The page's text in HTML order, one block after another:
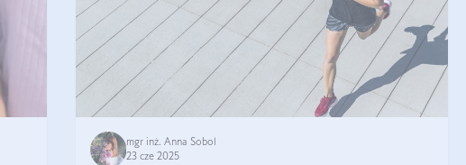
mgr inż. Anna Sobol
23 cze 2025